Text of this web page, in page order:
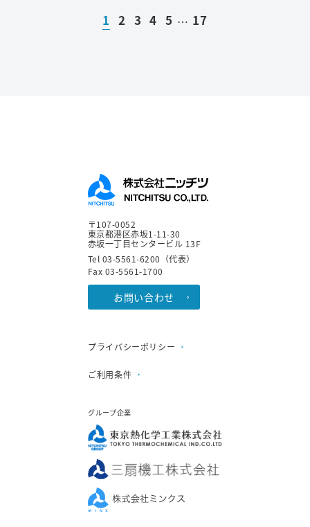
1 2 3 4 5 … 17
〒107-0052
東京都港区赤坂1-11-30
赤坂一丁目センタービル 13F
Tel 03-5561-6200（代表）
Fax 03-5561-1700
お問い合わせ
プライバシーポリシー
ご利用条件
グループ企業